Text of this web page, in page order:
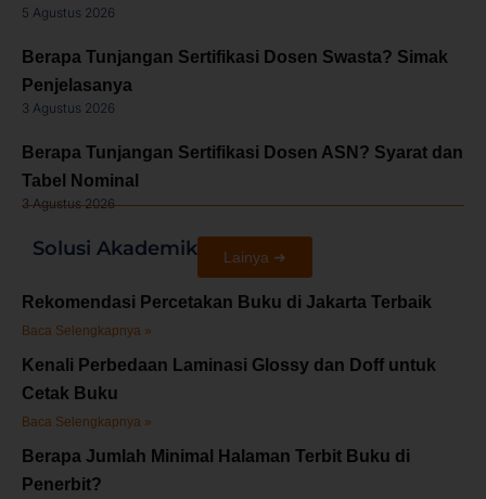
5 Agustus 2026
Berapa Tunjangan Sertifikasi Dosen Swasta? Simak
Penjelasanya
3 Agustus 2026
Berapa Tunjangan Sertifikasi Dosen ASN? Syarat dan
Tabel Nominal
3 Agustus 2026
Solusi Akademik Lainya ➜
Rekomendasi Percetakan Buku di Jakarta Terbaik
Baca Selengkapnya »
Kenali Perbedaan Laminasi Glossy dan Doff untuk
Cetak Buku
Baca Selengkapnya »
Berapa Jumlah Minimal Halaman Terbit Buku di
Penerbit?